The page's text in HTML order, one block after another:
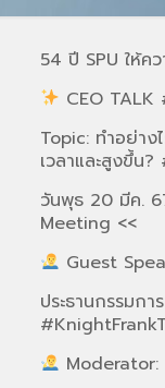
54 ปี SPU ให้ค
CEO
Topic: ทำอย่าง
เวลาและสูงขึ้น?
วันพุธ 20 มีค.
Meeting <<
Guest
ประธานกรรมก